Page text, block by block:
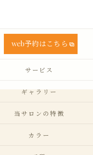
web予約はこちら
サービス
ギャラリー
当サロンの特徴
カラー